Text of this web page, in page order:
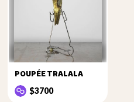
POUPÉE TRALALA
$3700